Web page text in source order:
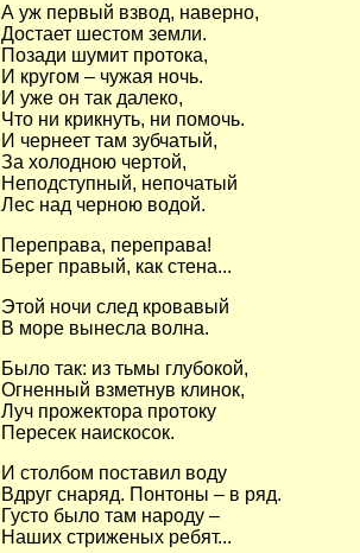
А уж первый взвод, наверно,
Достает шестом земли.
Позади шумит протока,
И кругом – чужая ночь.
И уже он так далеко,
Что ни крикнуть, ни помочь.
И чернеет там зубчатый,
За холодною чертой,
Неподступный, непочатый
Лес над черною водой.
Переправа, переправа!
Берег правый, как стена...
Этой ночи след кровавый
В море вынесла волна.
Было так: из тьмы глубокой,
Огненный взметнув клинок,
Луч прожектора протоку
Пересек наискосок.
И столбом поставил воду
Вдруг снаряд. Понтоны – в ряд.
Густо было там народу –
Наших стриженых ребят...